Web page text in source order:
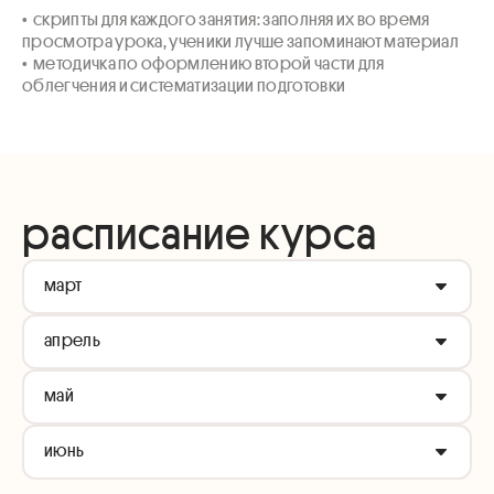
•  скрипты для каждого занятия: заполняя их во время
просмотра урока, ученики лучше запоминают материал
•  методичка по оформлению второй части для
облегчения и систематизации подготовки
расписание курса
март
функций?
Действия с дробями
Десятичные и многоэтажные дроби
апрель
май
июнь